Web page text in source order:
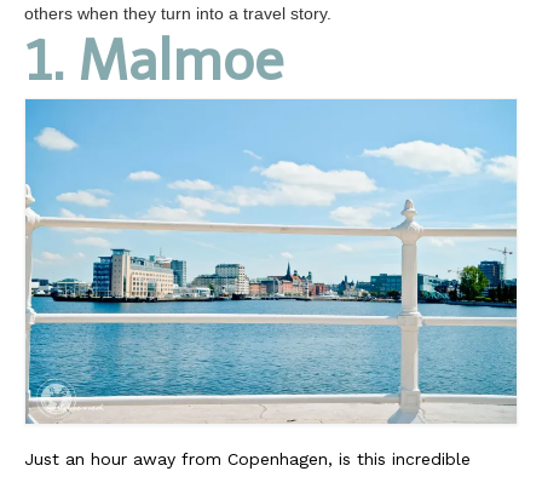
others when they turn into a travel story.
1. Malmoe
Just an hour away from Copenhagen, is this incredible